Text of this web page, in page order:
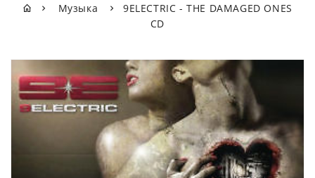
Музыка
9ELECTRIC - THE DAMAGED ONES
CD